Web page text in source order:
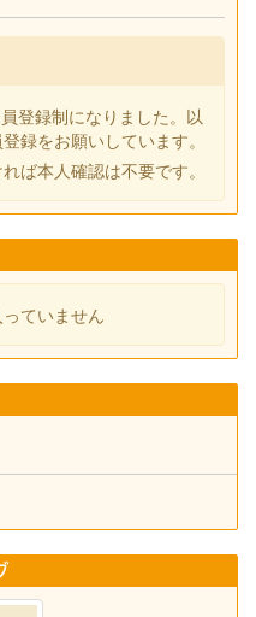
登録制になりました。以
録をお願いしています。
ば本人確認は不要です。
ていません